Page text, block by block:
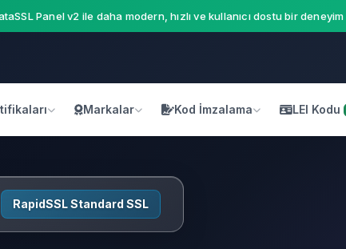
Panel v2 ile daha modern, hızlı ve kullanıcı dostu bir
Markalar Kod İmzalama LEI Kodu
RapidSSL Standard SSL